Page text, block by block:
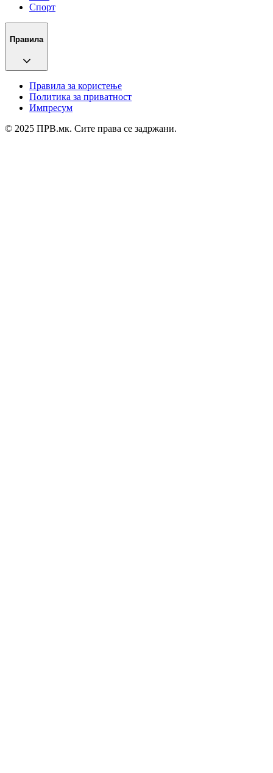
Спорт
Правила
Правила за користење
Политика за приватност
Импресум
© 2025 ПРВ.мк. Сите права се задржани.